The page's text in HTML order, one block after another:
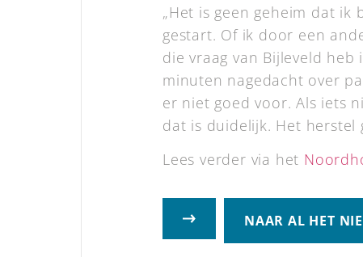
„Het is geen geheim dat
gestart. Of ik door een
die vraag van Bijleveld
minuten nagedacht over
er niet goed voor. Als iets
dat is duidelijk. Het herstel
Lees verder via het
NAAR AL HET